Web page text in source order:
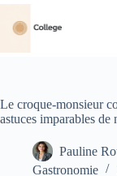
Passer
contenu
Le croque-monsieur
astuces imparables
Pauline
Gastronomie